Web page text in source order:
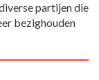
partijen die
bezighouden